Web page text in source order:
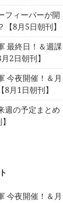
フィーバーが開
8月5日朝刊】
最終日！＆週課
2日朝刊】
今夜開催！＆月
月1日朝刊】
週の予定まとめ
今夜開催！＆月